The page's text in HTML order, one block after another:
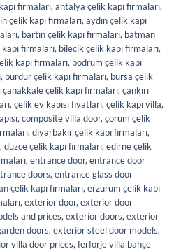
firmaları, antalya çelik kapı firmaları,
çelik kapı firmaları, aydın çelik kapı
, bartın çelik kapı firmaları, batman
firmaları, bilecik çelik kapı firmaları,
kapı firmaları, bodrum çelik kapı
, burdur çelik kapı firmaları, bursa çelik
çanakkale çelik kapı firmaları, çankırı
, çelik ev kapısı fiyatları, çelik kapı villa,
, composite villa door, çorum çelik
, diyarbakır çelik kapı firmaları,
, düzce çelik kapı firmaları, edirne çelik
, entrance door, entrance door
doors, entrance glass door
çelik kapı firmaları, erzurum çelik kapı
, exterior door, exterior door
and prices, exterior doors, exterior
doors, exterior steel door models,
villa door prices, ferforje villa bahçe